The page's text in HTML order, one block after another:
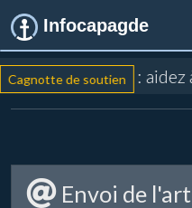
Infocapagde
Cagnotte de soutien :
Envoi de